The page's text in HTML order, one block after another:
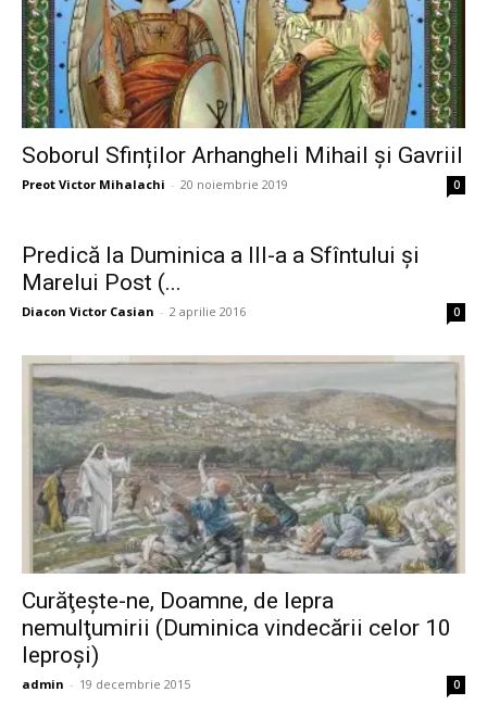
Soborul Sfinților Arhangheli Mihail și Gavriil
Preot Victor Mihalachi - 20 noiembrie 2019 0
Predică la Duminica a III-a a Sfîntului şi
Marelui Post (...
Diacon Victor Casian - 2 aprilie 2016 0
Curăţeşte-ne, Doamne, de lepra
nemulţumirii (Duminica vindecării celor 10
leproşi)
admin - 19 decembrie 2015 0